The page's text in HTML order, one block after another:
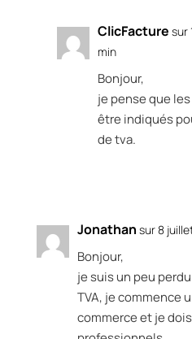
ClicFacture sur
min
Bonjour,
je pense que
être indiqués
de tva.
Jonathan sur 8
Bonjour,
je suis un peu
TVA, je commence
commerce et je